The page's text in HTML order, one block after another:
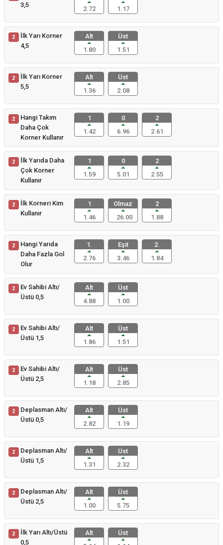
3,5
2.72
1.17
2
İlk Yarı Korner
4,5
Alt
1.80
Üst
1.51
2
İlk Yarı Korner
5,5
Alt
1.36
Üst
2.08
2
Hangi Takım
Daha Çok
Korner Kullanır
1
1.42
0
6.96
2
2.61
2
İlk Yarıda Daha
Çok Korner
Kullanır
1
1.59
0
5.01
2
2.55
2
İlk Korneri Kim
Kullanır
1
1.46
Olmaz
26.00
2
1.88
2
Hangi Yarıda
Daha Fazla Gol
Olur
1.
2.76
Eşit
3.46
2.
1.84
2
Ev Sahibi Altı/
Üstü 0,5
Alt
4.88
Üst
1.00
2
Ev Sahibi Altı/
Üstü 1,5
Alt
1.86
Üst
1.51
2
Ev Sahibi Altı/
Üstü 2,5
Alt
1.18
Üst
2.85
2
Deplasman Altı/
Üstü 0,5
Alt
2.82
Üst
1.19
2
Deplasman Altı/
Üstü 1,5
Alt
1.31
Üst
2.32
2
Deplasman Altı/
Üstü 2,5
Alt
1.00
Üst
5.75
2
İlk Yarı Altı/Üstü
0,5
Alt
Üst